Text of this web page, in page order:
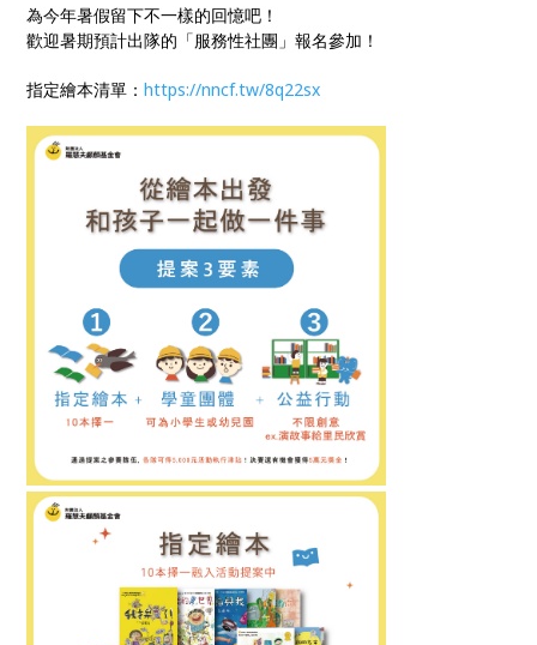
為今年暑假留下不一樣的回憶吧！
歡迎暑期預計出隊的「服務性社團」報名參加！
指定繪本清單：https://nncf.tw/8q22sx